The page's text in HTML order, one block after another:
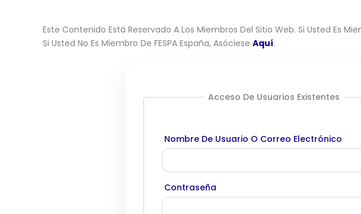
Este Contenido Está Reservado A Los Miembros Del Sitio Web. Si Usted Es
Si Usted No Es Miembro De FESPA España, Asóciese Aquí.
Acceso De Usuarios Existentes
Nombre De Usuario O Correo Electrónico
Contraseña